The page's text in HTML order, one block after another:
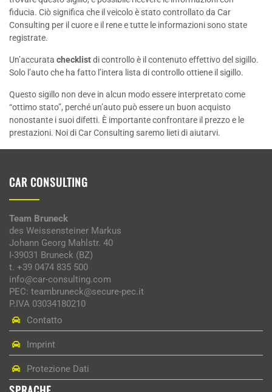
fiducia. Ciò significa che il veicolo è stato controllato da Car
Consulting per il cuore e il rene e tutte le informazioni sono state
registrate.
Un’accurata checklistdi controllo è il contenuto effettivo del sigillo.
Solo l’auto che ha fatto l’intera lista di controllo ottiene il sigillo.
Questo sigillo non deve in alcun modo essere interpretato come
“ottimo stato”, perché un’auto può essere un buon acquisto
nonostante i suoi difetti. È importante confrontare il prezzo e le
prestazioni. Noi di Car Consulting saremo lieti di aiutarvi.
CAR CONSULTING
Team Bruneck
des Weissensteiner Markus
Johann Georg Mahlstr. 40
I-39031 Bruneck (BZ)
t. +39 0474 835 500
info@car-consulting.com
PEC: teambruneck@secure-pec.it
P.IVA 03034180210
Contatto
Imprint
Protezione Dati